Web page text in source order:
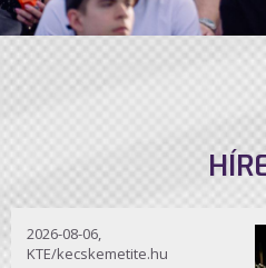
2026-08-06,
KTE/kecskemetite.hu